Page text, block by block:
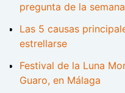
pregunta de la semana
Las 5 causas
estrellarse
Festival de la Luna
Guaro, en Málaga